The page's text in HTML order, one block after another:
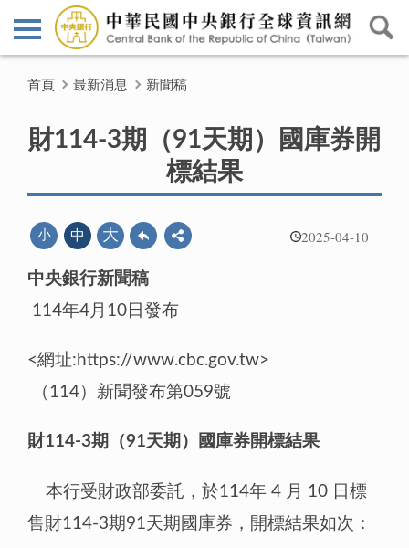
首頁 最新消息 新聞稿
財114-3期（91天期）國庫券開
標結果
2025-04-10
小 中 大
中央銀行新聞稿
114年4月10日發布
<網址:https://www.cbc.gov.tw>
（114）新聞發布第059號
財114-3期（91天期）國庫券開標結果
本行受財政部委託，於114年 4 月 10 日標
售財114-3期91天期國庫券，開標結果如次：